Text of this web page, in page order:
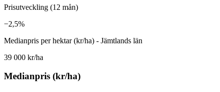
Prisutveckling (12 mån)
−2,5%
Medianpris per hektar (kr/ha) - Jämtlands län
39 000 kr/ha
Medianpris (kr/ha)